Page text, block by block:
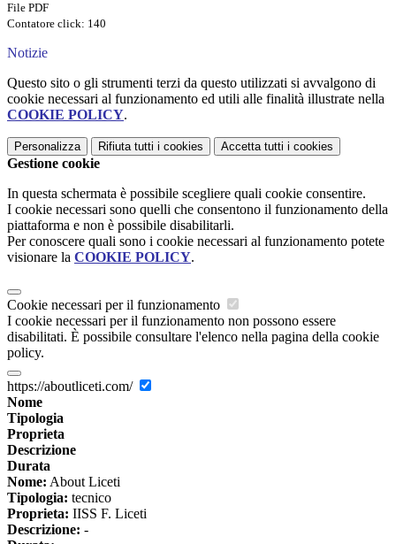
File PDF
Contatore click: 140
Notizie
Questo sito o gli strumenti terzi da questo utilizzati si avvalgono di
cookie necessari al funzionamento ed utili alle finalità illustrate nella
COOKIE POLICY.
Personalizza Rifiuta tutti i cookies Accetta tutti i cookies
Gestione cookie
In questa schermata è possibile scegliere quali cookie consentire.
I cookie necessari sono quelli che consentono il funzionamento della
piattaforma e non è possibile disabilitarli.
Per conoscere quali sono i cookie necessari al funzionamento potete
visionare la COOKIE POLICY.
Cookie necessari per il funzionamento
I cookie necessari per il funzionamento non possono essere
disabilitati. È possibile consultare l'elenco nella pagina della cookie
policy.
https://aboutliceti.com/
Nome
Tipologia
Proprieta
Descrizione
Durata
Nome: About Liceti
Tipologia: tecnico
Proprieta: IISS F. Liceti
Descrizione: -